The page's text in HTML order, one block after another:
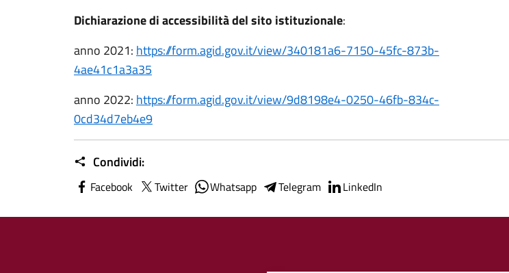
Dichiarazione di accessibilità del sito istituzionale:
anno 2021: https://form.agid.gov.it/view/340181a6-7150-45fc-873b-
4ae41c1a3a35
anno 2022: https://form.agid.gov.it/view/9d8198e4-0250-46fb-834c-
0cd34d7eb4e9
Condividi:
Facebook Twitter Whatsapp Telegram LinkedIn